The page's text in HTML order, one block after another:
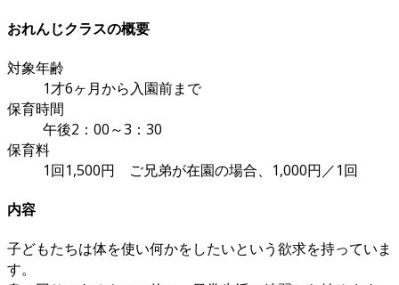
おれんじクラスの概要
対象年齢
1才6ヶ月から入園前まで
保育時間
午後2：00～3：30
保育料
1回1,500円 ご兄弟が在園の場合、1,000円／1回
内容
子どもたちは体を使い何かをしたいという欲求を持っていま
す。